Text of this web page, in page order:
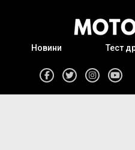
Новини Тест